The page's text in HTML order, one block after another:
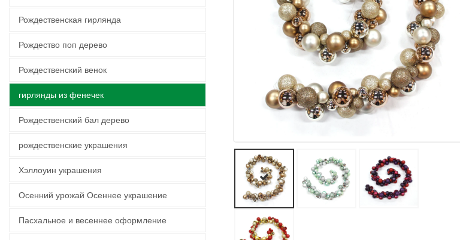
Рождественская гирлянда
Рождество поп дерево
Рождественский венок
гирлянды из фенечек
Рождественский бал дерево
рождественские украшения
Хэллоуин украшения
Осенний урожай Осеннее украшение
Пасхальное и весеннее оформление